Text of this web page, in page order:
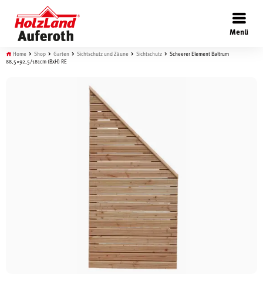
Menü
×
Böden
Türen
Wand
Garten
Home Shop Garten Sichtschutz und Zäune Sichtschutz
Scheerer Element Baltrum
88,5×92,5/181cm (BxH) RE